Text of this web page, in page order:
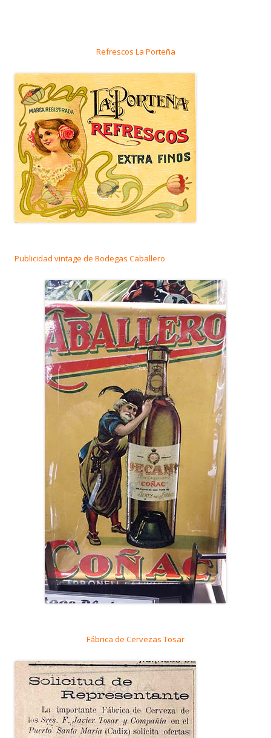
Refrescos La Porteña
Publicidad vintage de Bodegas Caballero
Fábrica de Cervezas Tosar